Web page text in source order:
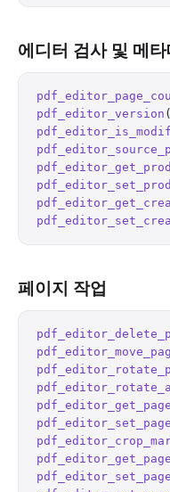
에디터 검사 및 메타
pdf_editor_version (
페이지 작업